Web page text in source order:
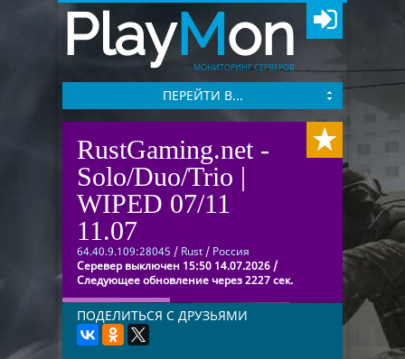
PlayMon
МОНИТОРИНГ СЕРВЕРОВ
ПЕРЕЙТИ В...
RustGaming.net -
Solo/Duo/Trio |
WIPED 07/11
11.07
64.40.9.109:28045 / Rust / Россия
Серевер выключен 15:50 14.07.2026 /
Следующее обновление через 2227 сек.
ПОДЕЛИТЬСЯ С ДРУЗЬЯМИ